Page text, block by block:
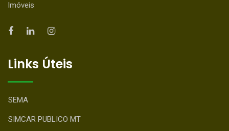
Imóveis
Links Úteis
SEMA
SIMCAR PUBLICO MT